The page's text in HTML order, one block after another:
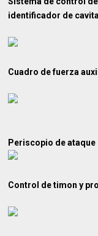
identificador de
Cuadro de fuerza
Periscopio de ataque
Control de timon y